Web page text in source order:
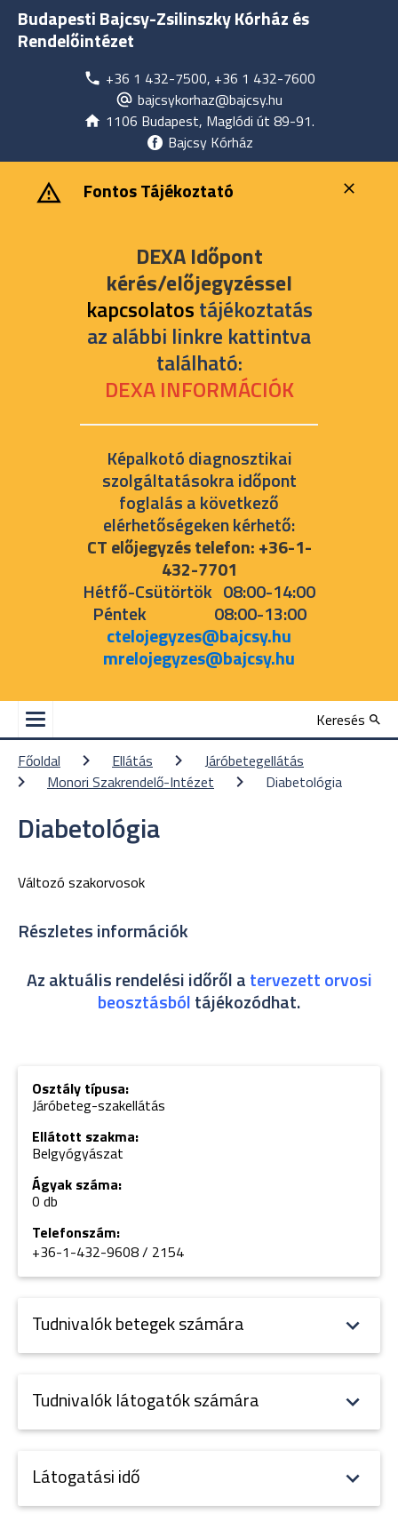
Budapesti Bajcsy-Zsilinszky Kórház és
Rendelőintézet
+36 1 432-7500, +36 1 432-7600
bajcsykorhaz@bajcsy.hu
1106 Budapest, Maglódi út 89-91.
Bajcsy Kórház
‎ ‎Fontos Tájékoztató
DEXA Időpont
kérés/előjegyzéssel
kapcsolatostájékoztatás
az alábbi linkre kattintva
található:
DEXA INFORMÁCIÓK
Képalkotó diagnosztikai
szolgáltatásokra időpont
foglalás a következő
elérhetőségeken kérhető:
CT előjegyzés telefon: +36-1-
432-7701
Hétfő-Csütörtök 08:00-14:00
Péntek 08:00-13:00
ctelojegyzes@bajcsy.hu
mrelojegyzes@bajcsy.hu
Keresés
Főoldal
Ellátás
Járóbetegellátás
Monori Szakrendelő-Intézet
Diabetológia
Diabetológia
Változó szakorvosok
Részletes információk
Az aktuális rendelési időről atervezett orvosi
beosztásbóltájékozódhat.
Osztály típusa:
Járóbeteg-szakellátás
Ellátott szakma:
Belgyógyászat
Ágyak száma:
0 db
Telefonszám:
+36-1-432-9608 / 2154
Tudnivalók betegek számára
Tudnivalók látogatók számára
Látogatási idő